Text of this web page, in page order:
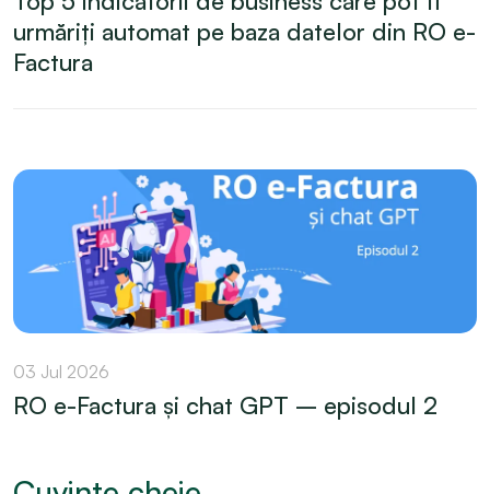
urmăriți automat pe baza datelor din RO e-
Factura
03 Jul 2026
RO e-Factura și chat GPT – episodul 2